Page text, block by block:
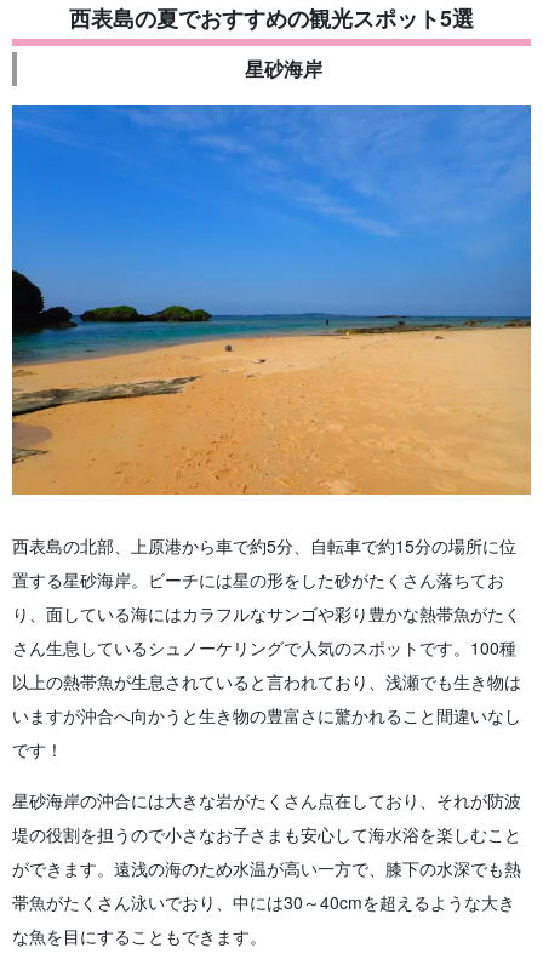
西表島の夏でおすすめの観光スポット5選
星砂海岸
西表島の北部、上原港から車で約5分、自転車で約15分の場所に位
置する星砂海岸。ビーチには星の形をした砂がたくさん落ちてお
り、面している海にはカラフルなサンゴや彩り豊かな熱帯魚がたく
さん生息しているシュノーケリングで人気のスポットです。100種
以上の熱帯魚が生息されていると言われており、浅瀬でも生き物は
いますが沖合へ向かうと生き物の豊富さに驚かれること間違いなし
です！
星砂海岸の沖合には大きな岩がたくさん点在しており、それが防波
堤の役割を担うので小さなお子さまも安心して海水浴を楽しむこと
ができます。遠浅の海のため水温が高い一方で、膝下の水深でも熱
帯魚がたくさん泳いでおり、中には30～40cmを超えるような大き
な魚を目にすることもできます。